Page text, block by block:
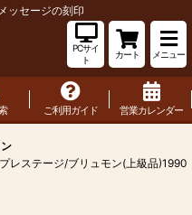
ッセージの刻印
PCサイ
ト
カート メニュー
ご利用ガイド 営業カレンダー
レステージ/ブリュモン(上級品)1990